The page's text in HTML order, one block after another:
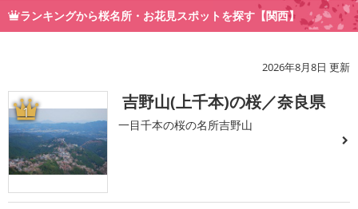
ランキングから桜名所・お花見スポットを探す【関西】
2026年8月8日 更新
1 吉野山(上千本)の桜／奈良県
一目千本の桜の名所吉野山